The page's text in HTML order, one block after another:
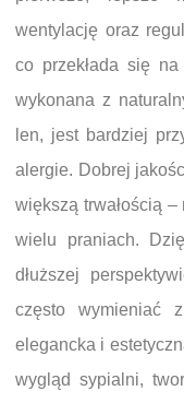
wentylację oraz
co przekłada się
wykonana z
len, jest bardziej
alergie. Dobrej
większą trwałością
wielu praniach.
dłuższej
często wymieniać
elegancka i
wygląd sypialni,